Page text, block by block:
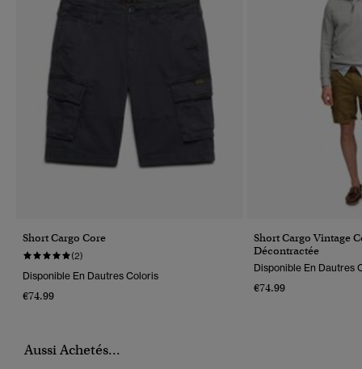
Short Cargo Core
(2)
Disponible En Dautres Coloris
€74.99
Short Cargo Vintage
Décontractée
Disponible En Dautres
€74.99
Aussi Achetés...